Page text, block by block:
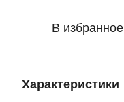
В избранное
Характеристики